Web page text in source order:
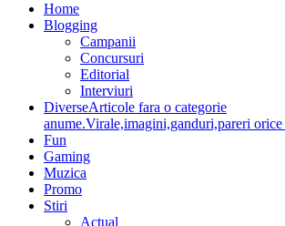
Home
Blogging
Campanii
Concursuri
Editorial
Interviuri
DiverseArticole fara o categorie
anume.Virale,imagini,ganduri,pareri
Fun
Gaming
Muzica
Promo
Stiri
Actual